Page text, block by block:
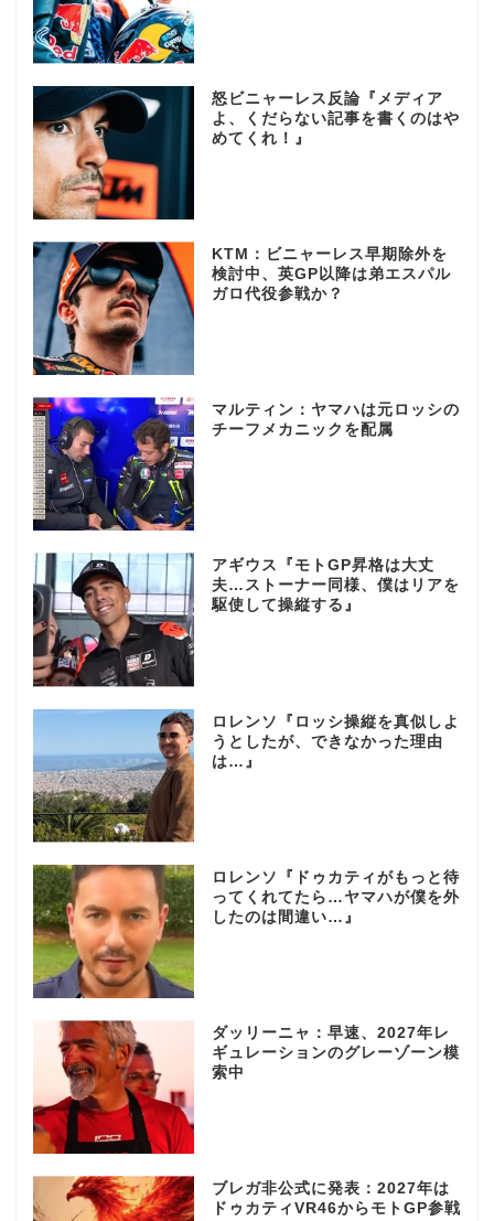
怒ビニャーレス反論『メディア
よ、くだらない記事を書くのはや
めてくれ！』
KTM：ビニャーレス早期除外を
検討中、英GP以降は弟エスパル
ガロ代役参戦か？
マルティン：ヤマハは元ロッシの
チーフメカニックを配属
アギウス『モトGP昇格は大丈
夫…ストーナー同様、僕はリアを
駆使して操縦する』
ロレンソ『ロッシ操縦を真似しよ
うとしたが、できなかった理由
は…』
ロレンソ『ドゥカティがもっと待
ってくれてたら…ヤマハが僕を外
したのは間違い…』
ダッリーニャ：早速、2027年レ
ギュレーションのグレーゾーン模
索中
ブレガ非公式に発表：2027年は
ドゥカティVR46からモトGP参戦